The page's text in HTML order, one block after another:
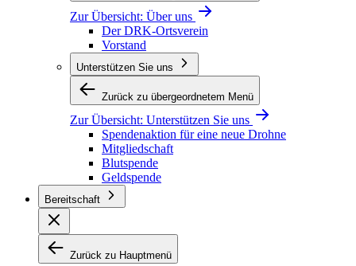
Zur Übersicht: Über uns
Der DRK-Ortsverein
Vorstand
Unterstützen Sie uns
Zurück zu übergeordnetem Menü
Zur Übersicht: Unterstützen Sie uns
Spendenaktion für eine neue Drohne
Mitgliedschaft
Blutspende
Geldspende
Bereitschaft
Zurück zu Hauptmenü